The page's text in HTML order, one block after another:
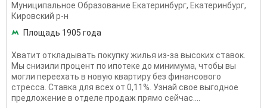
Муниципальное Образование Екатеринбург, Екатеринбург,
Кировский р-н
Площадь 1905 года
Хватит откладывать покупку жилья из-за высоких ставок.
Мы снизили процент по ипотеке до минимума, чтобы вы
могли переехать в новую квартиру без финансового
стресса. Ставка для всех от 0,11%. Узнай свое выгодное
предложение в отделе продаж прямо сейчас....